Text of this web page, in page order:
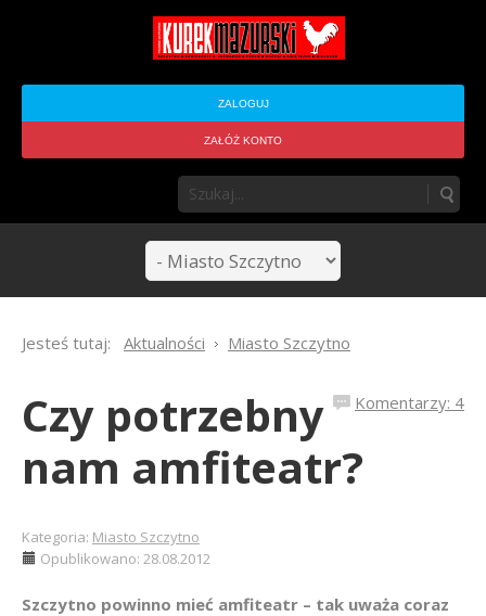
ZALOGUJ
ZAŁÓŻ KONTO
Jesteś tutaj: Aktualności Miasto Szczytno
Komentarzy: 4
Czy potrzebny
nam amfiteatr?
Kategoria: Miasto Szczytno
Opublikowano: 28.08.2012
Szczytno powinno mieć amfiteatr – tak uważa coraz